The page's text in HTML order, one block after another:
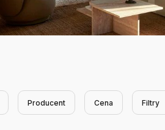
Producent Cena Filtry